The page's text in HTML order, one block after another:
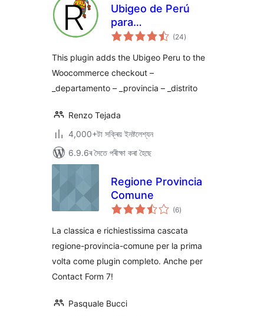
Ubigeo de Perú
para
Woocommerce y
(24টা
মুঠ)
This plugin adds the Ubigeo Peru to the
Woocommerce checkout –
_departamento – _provincia – _distrito
Renzo Tejada
4,000+টা সক্ৰিয় ইনষ্টলেশ্যন
6.9.6ৰ সৈতে পৰীক্ষা কৰা হৈছে
Regione Provincia
Comune
(6টা
মুঠ)
La classica e richiestissima cascata
regione-provincia-comune per la prima
volta come plugin completo. Anche per
Contact Form 7!
Pasquale Bucci